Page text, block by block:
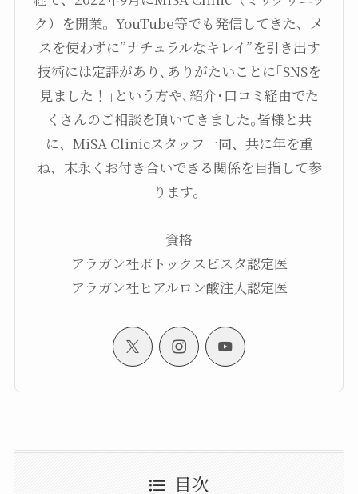
ク）を開業。YouTube等でも発信してきた、メ
スを使わずに”ナチュラルなキレイ”を引き出す
技術には定評があり､ありがたいことに｢SNSを
見ました！｣という方や､紹介･口コミ経由でた
くさんのご相談を頂いてきました｡皆様と共
に、MiSA Clinicスタッフ一同、共に年を重
ね、末永くお付き合いできる関係を目指して参
ります。
資格
アラガン社ボトックスビスタ認定医
アラガン社ヒアルロン酸注入認定医
目次